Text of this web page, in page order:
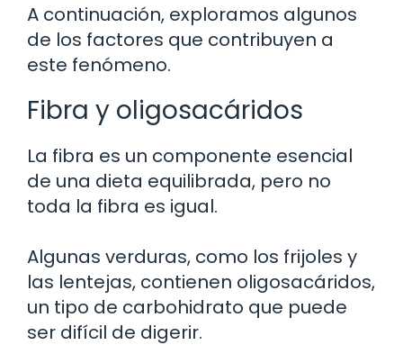
A continuación, exploramos algunos
de los factores que contribuyen a
este fenómeno.
Fibra y oligosacáridos
La fibra es un componente esencial
de una dieta equilibrada, pero no
toda la fibra es igual.
Algunas verduras, como los frijoles y
las lentejas, contienen oligosacáridos,
un tipo de carbohidrato que puede
ser difícil de digerir.